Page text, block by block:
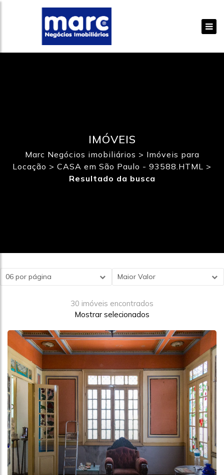
IMÓVEIS
Marc Negócios imobiliários > Imóveis para
Locação > CASA em São Paulo - 93588.HTML >
Resultado da busca
Maior Valor
06 por página
30 imóveis encontrados
Mostrar selecionados